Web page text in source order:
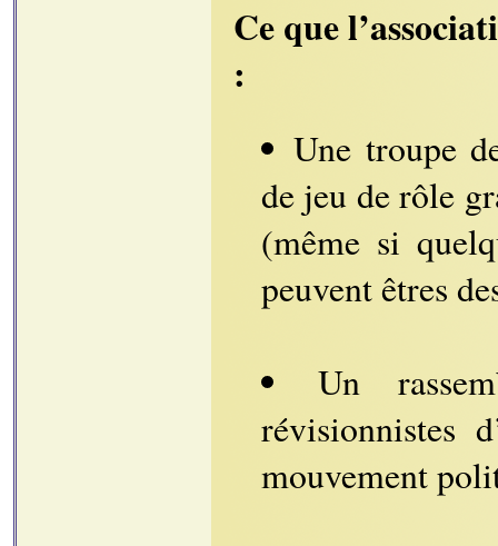
Ce que
:
Une troupe
de jeu de rôle
(même si
peuvent êtres
Un
révisionnistes
mouvement